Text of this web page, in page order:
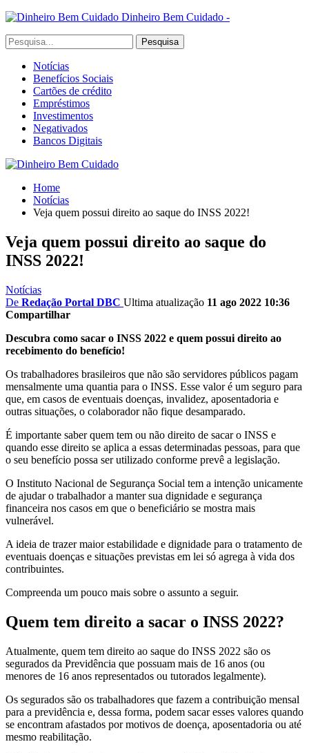
Dinheiro Bem Cuidado -
Notícias
Benefícios Sociais
Cartões de crédito
Empréstimos
Investimentos
Negativados
Bancos Digitais
Home
Notícias
Veja quem possui direito ao saque do INSS 2022!
Veja quem possui direito ao saque do
INSS 2022!
Notícias
De Redação Portal DBC Ultima atualização 11 ago 2022 10:36
Compartilhar
Descubra como sacar o INSS 2022 e quem possui direito ao
recebimento do benefício!
Os trabalhadores brasileiros que não são servidores públicos pagam
mensalmente uma quantia para o INSS. Esse valor é um seguro para
que, em casos de eventuais doenças, invalidez, aposentadoria e
outras situações, o colaborador não fique desamparado.
É importante saber quem tem ou não direito de sacar o INSS e
quando esse direito se aplica a essas determinadas pessoas, para que
o seu benefício possa ser utilizado conforme prevê a legislação.
O Instituto Nacional de Segurança Social tem a intenção unicamente
de ajudar o trabalhador a manter sua dignidade e segurança
financeira nos casos em que o beneficiário se mostra mais
vulnerável.
A ideia de trazer maior estabilidade e dignidade para o tratamento de
eventuais doenças e situações previstas em lei só agrega à vida dos
contribuintes.
Compreenda um pouco mais sobre o assunto a seguir.
Quem tem direito a sacar o INSS 2022?
Atualmente, quem tem direito ao saque do INSS 2022 são os
segurados da Previdência que possuam mais de 16 anos (ou
menores de 16 anos representados ou tutorados legalmente).
Os segurados são os trabalhadores que fazem a contribuição mensal
para a previdência e, dessa forma, podem sacar esses valores quando
se encontram afastados por motivos de doença, aposentadoria ou até
mesmo reabilitação.